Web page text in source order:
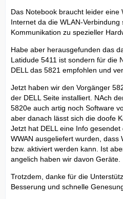
Das Notebook braucht leider eine
Internet da die WLAN-
Kommunikation zu spezieller
Habe aber herausgefunden das
Latidude 5411 ist sondern für die
DELL das 5821 empfohlen und
Jetzt haben wir den Vorgänger
der DELL Seite installiert. NAch
5820e auch artig noch Software
aber danach lässt sich die doofe
Jetzt hat DELL eine Info
WWAN ausgeliefert wurden, dass
bzw. aktiviert werden kann. Ist
angelich haben wir davon Geräte.
Trotzdem, danke für die
Besserung und schnelle